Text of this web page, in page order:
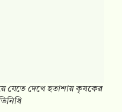
যেতে দেখে হতাশায় কৃষকের